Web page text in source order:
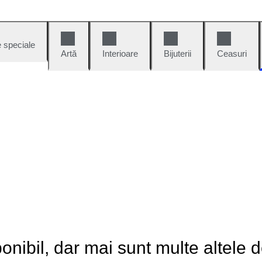
speciale
Artă
Interioare Bijuterii Ceasuri
dar mai sunt multe altele